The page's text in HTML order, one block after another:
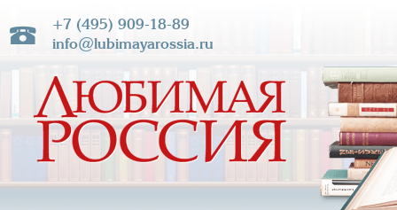
+7 (495) 909-18-89
info@lubimayarossia.ru